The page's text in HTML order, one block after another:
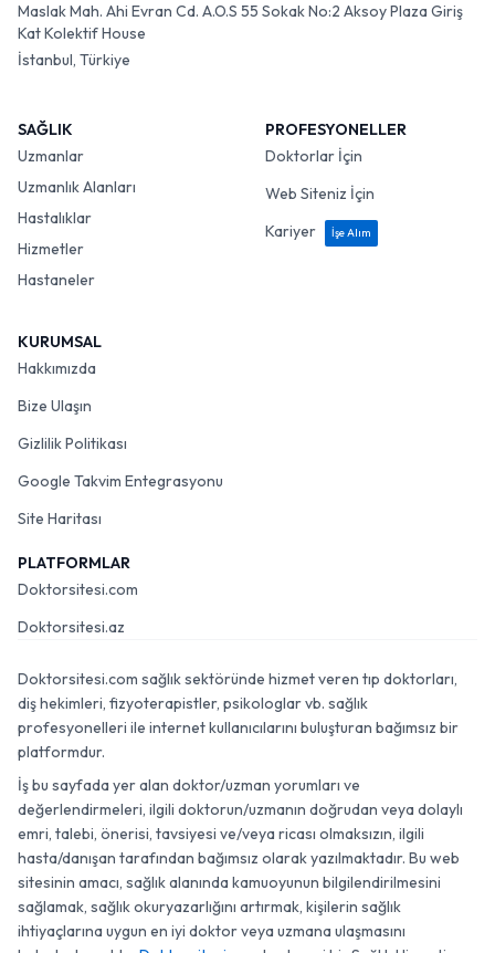
Maslak Mah. Ahi Evran Cd. A.O.S 55 Sokak No:2 Aksoy Plaza Giriş
Kat Kolektif House
İstanbul, Türkiye
SAĞLIK
Uzmanlar
Uzmanlık Alanları
Hastalıklar
Hizmetler
Hastaneler
PROFESYONELLER
Doktorlar İçin
Web Siteniz İçin
Kariyer
İşe Alım
KURUMSAL
Hakkımızda
Bize Ulaşın
Gizlilik Politikası
Google Takvim Entegrasyonu
Site Haritası
PLATFORMLAR
Doktorsitesi.com
Doktorsitesi.az
Doktorsitesi.com sağlık sektöründe hizmet veren tıp doktorları,
diş hekimleri, fizyoterapistler, psikologlar vb. sağlık
profesyonelleri ile internet kullanıcılarını buluşturan bağımsız bir
platformdur.
İş bu sayfada yer alan doktor/uzman yorumları ve
değerlendirmeleri, ilgili doktorun/uzmanın doğrudan veya dolaylı
emri, talebi, önerisi, tavsiyesi ve/veya ricası olmaksızın, ilgili
hasta/danışan tarafından bağımsız olarak yazılmaktadır. Bu web
sitesinin amacı, sağlık alanında kamuoyunun bilgilendirilmesini
sağlamak, sağlık okuryazarlığını artırmak, kişilerin sağlık
ihtiyaçlarına uygun en iyi doktor veya uzmana ulaşmasını